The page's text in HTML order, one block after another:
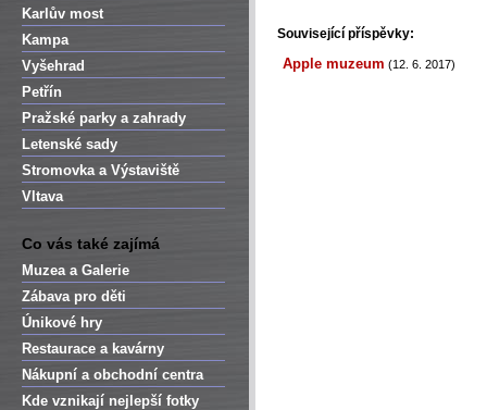
Karlův most
Kampa
Vyšehrad
Petřín
Pražské parky a zahrady
Letenské sady
Stromovka a Výstaviště
Vltava
Co vás také zajímá
Muzea a Galerie
Zábava pro děti
Únikové hry
Restaurace a kavárny
Nákupní a obchodní centra
Kde vznikají nejlepší fotky
Související příspěvky:
Apple muzeum (12. 6. 2017)